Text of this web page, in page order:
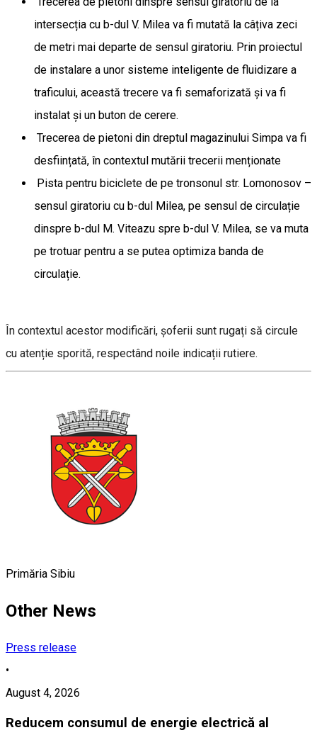
intersecția cu b-dul V. Milea va fi mutată la câțiva zeci
de metri mai departe de sensul giratoriu. Prin proiectul
de instalare a unor sisteme inteligente de fluidizare a
traficului, această trecere va fi semaforizată și va fi
instalat și un buton de cerere.
Trecerea de pietoni din dreptul magazinului Simpa va fi
desființată, în contextul mutării trecerii menționate
Pista pentru biciclete de pe tronsonul str. Lomonosov –
sensul giratoriu cu b-dul Milea, pe sensul de circulație
dinspre b-dul M. Viteazu spre b-dul V. Milea, se va muta
pe trotuar pentru a se putea optimiza banda de
circulație.
În contextul acestor modificări, șoferii sunt rugați să circule
cu atenție sporită, respectând noile indicații rutiere.
Primăria Sibiu
Other News
Press release
•
August 4, 2026
Reducem consumul de energie electrică al